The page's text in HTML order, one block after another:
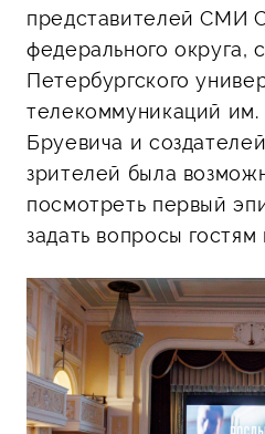
представителей СМИ
федерального округа,
Петербургского
телекоммуникаций
Бруевича и
зрителей была
посмотреть первый
задать вопросы гостям